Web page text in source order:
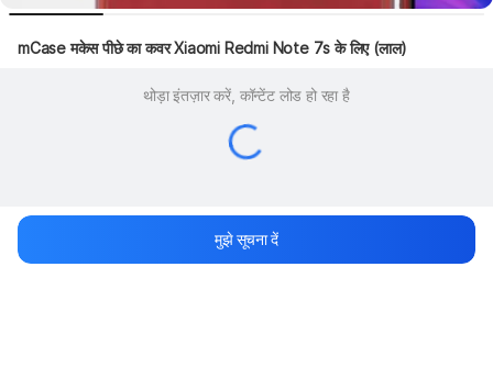
mCase मकेस पीछे का कवर Xiaomi Redmi Note 7s के लिए (लाल)
थोड़ा इंतज़ार करें, कॉन्टेंट लोड हो रहा है
मुझे सूचना दें